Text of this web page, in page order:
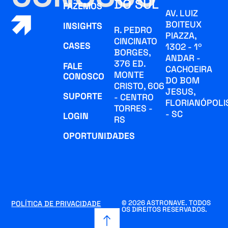
FAZEMOS
INSIGHTS
CASES
FALE
CONOSCO
SUPORTE
LOGIN
OPORTUNIDADES
DO SUL
R. PEDRO
CINCINATO
BORGES,
376 ED.
MONTE
CRISTO, 606
- CENTRO
TORRES -
RS
AV. LUIZ
BOITEUX
PIAZZA,
1302 - 1º
ANDAR -
CACHOEIRA
DO BOM
JESUS,
- SC
© 2026 ASTRONAVE. TODOS
OS DIREITOS RESERVADOS.
POLÍTICA DE PRIVACIDADE